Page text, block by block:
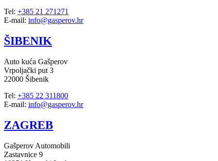
Tel: +385 21 271271
E-mail: info@gasperov.hr
ŠIBENIK
Auto kuća Gašperov
Vrpoljački put 3
22000 Šibenik
Tel: +385 22 311800
E-mail: info@gasperov.hr
ZAGREB
Gašperov Automobili
Zastavnice 9